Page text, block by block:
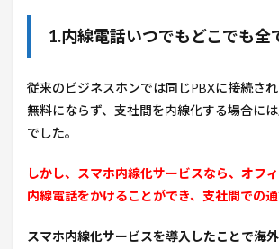
1.内線電話いつでもどこでも全
従来のビジネスホンでは同じPBXに接続さ
無料にならず、支社間を内線化する場合に
でした。
しかし、スマホ内線化サービスなら、オフ
内線電話をかけることができ、支社間での通
スマホ内線化サービスを導入したことで海